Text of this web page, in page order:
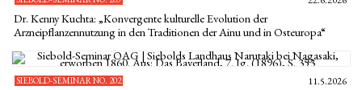
Dr. Kenny Kuchta: „Konvergente kulturelle Evolution der
Arzneipflanzennutzung in den Traditionen der Ainu und in Osteuropa“
SIEBOLD-SEMINAR NO. 202 11.5.2026